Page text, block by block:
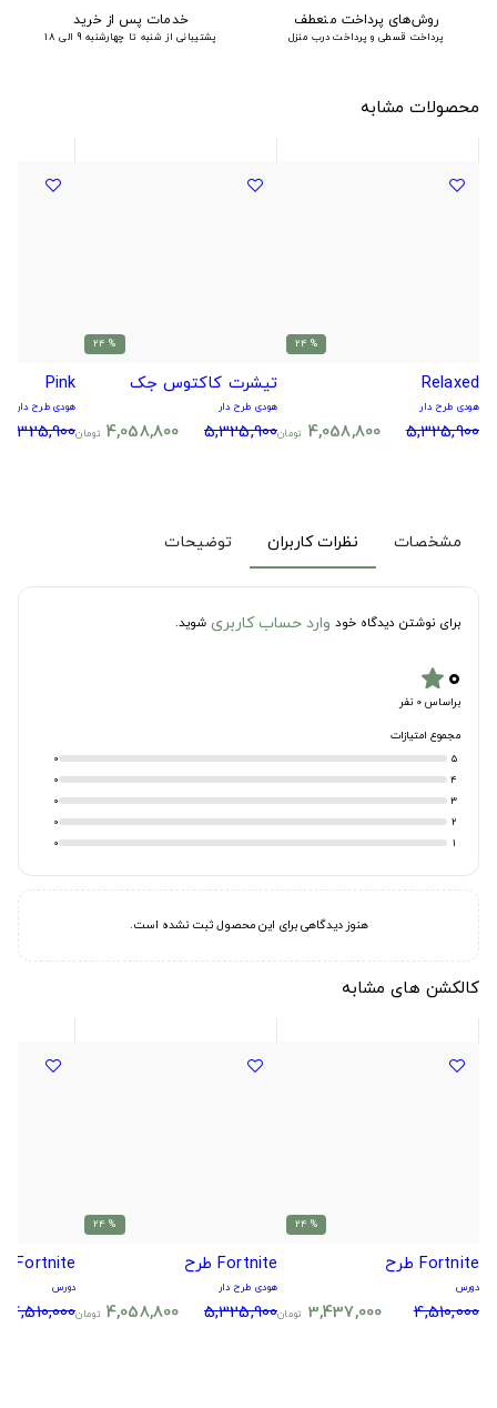
روش‌های پرداخت منعطف
پرداخت قسطی و پرداخت درب منزل
خدمات پس از خرید
پشتیبانی از شنبه تا چهارشنبه 9 الی 18
محصولات مشابه
% 24
Relaxed
هودی طرح دار
5,325,900
4,058,800 تومان
% 24
تیشرت کاکتوس جک
هودی طرح دار
5,325,900
4,058,800 تومان
Pink
هودی طرح دار
5,325,900
مشخصات نظرات کاربران توضیحات
برای نوشتن دیدگاه خود وارد حساب کاربری شوید.
۰star
براساس 0 نفر
مجموع امتیازات
5
0
4
0
3
0
2
0
1
0
هنوز دیدگاهی برای این محصول ثبت نشده است.
کالکشن های مشابه
% 24
Fortnite طرح
دورس
4,510,000
3,437,000 تومان
% 24
Fortnite طرح
هودی طرح دار
5,325,900
4,058,800 تومان
Fortnite طرح
دورس
4,510,000